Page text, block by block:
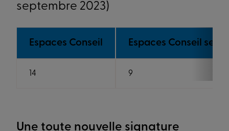
septembre 2023)
Espaces Conseil
14
Espaces Conseil
9
Une toute nouvelle signature